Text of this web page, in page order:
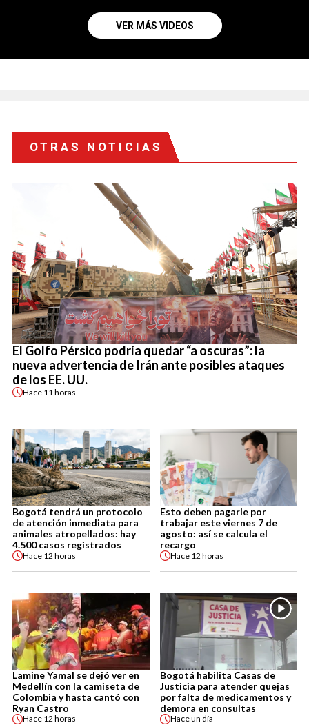
VER MÁS VIDEOS
OTRAS NOTICIAS
El Golfo Pérsico podría quedar “a oscuras”: la
nueva advertencia de Irán ante posibles ataques
de los EE. UU.
Hace 11 horas
Bogotá tendrá un protocolo
de atención inmediata para
animales atropellados: hay
4.500 casos registrados
Hace 12 horas
Esto deben pagarle por
trabajar este viernes 7 de
agosto: así se calcula el
recargo
Hace 12 horas
Lamine Yamal se dejó ver en
Medellín con la camiseta de
Colombia y hasta cantó con
Ryan Castro
Hace 12 horas
Bogotá habilita Casas de
Justicia para atender quejas
por falta de medicamentos y
demora en consultas
Haceun día